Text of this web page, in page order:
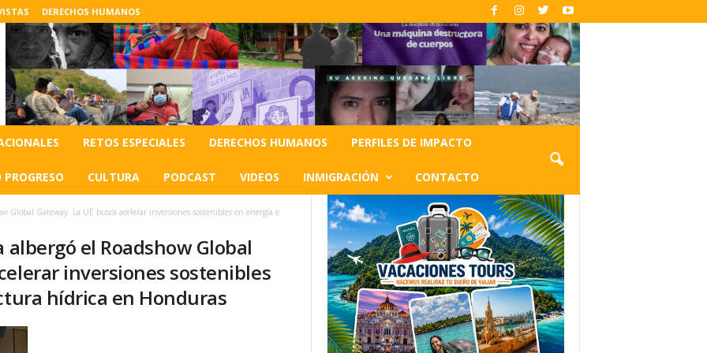
DERECHOS HUMANOS
RETOS ESPECIALES DERECHOS HUMANOS PERFILES DE IMPACTO
PROGRESO CULTURA PODCAST VIDEOS INMIGRACIÓN CONTACTO
Global Gateway. La UE busca acelerar inversiones sostenibles en energía e
albergó el Roadshow Global
inversiones sostenibles
hídrica en Honduras